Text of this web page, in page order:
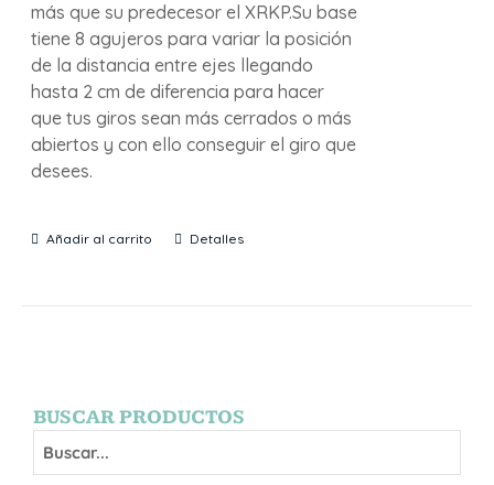
más que su predecesor el XRKP.Su base
tiene 8 agujeros para variar la posición
de la distancia entre ejes llegando
hasta 2 cm de diferencia para hacer
que tus giros sean más cerrados o más
abiertos y con ello conseguir el giro que
desees.
Añadir al carrito Detalles
BUSCAR PRODUCTOS